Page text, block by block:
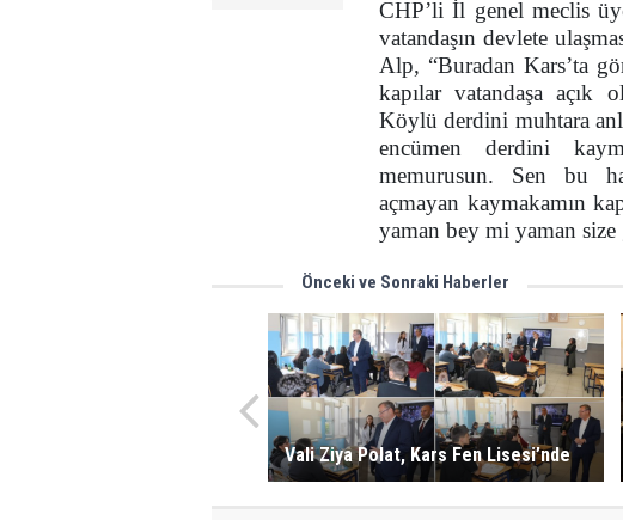
CHP’li İl genel meclis
vatandaşın devlete
Alp, “Buradan Kars’ta
kapılar vatandaşa açık
Köylü derdini muhtara
encümen derdini
memurusun. Sen bu
açmayan kaymakamın
yaman bey mi yaman
Önceki ve Sonraki Haberler
Vali Ziya Polat, Kars Fen Lisesi’nde